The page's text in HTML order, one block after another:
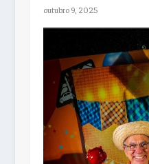
outubro 9, 2025